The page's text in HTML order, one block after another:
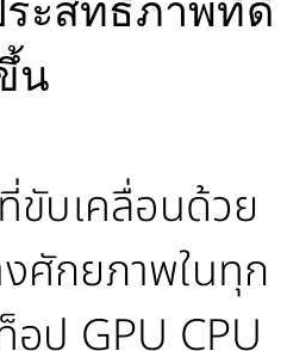
ะสิทธิภาพที่ดี
น
ขับเคลื่อนด้วย
งศักยภาพในทุก
ป GPU CPU